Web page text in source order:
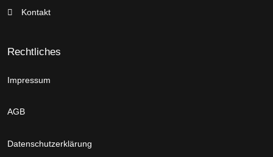
Kontakt
Rechtliches
Impressum
AGB
Datenschutzerklärung